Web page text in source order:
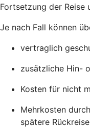
Fortsetzung der Reise
Je nach Fall können
vertraglich
zusätzliche Hin-
Kosten für nicht
Mehrkosten
spätere